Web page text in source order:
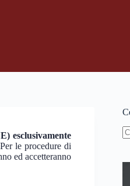
esclusivamente
le procedure di
ed accetteranno